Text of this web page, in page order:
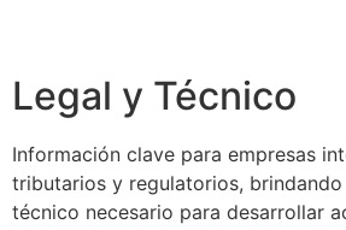
Legal y Técnico
Información clave para empresas
tributarios y regulatorios,
técnico necesario para desarrollar